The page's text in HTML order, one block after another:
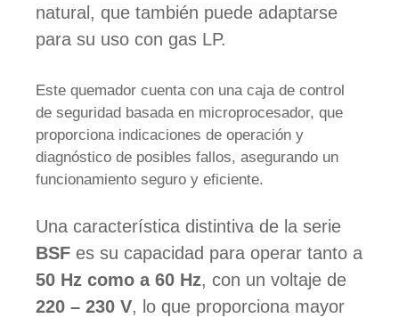
natural, que también puede adaptarse
para su uso con gas LP.
Este quemador cuenta con una caja de control
de seguridad basada en microprocesador, que
proporciona indicaciones de operación y
diagnóstico de posibles fallos, asegurando un
funcionamiento seguro y eficiente.
Una característica distintiva de la serie
BSF es su capacidad para operar tanto a
50 Hz como a 60 Hz, con un voltaje de
220 – 230 V, lo que proporciona mayor